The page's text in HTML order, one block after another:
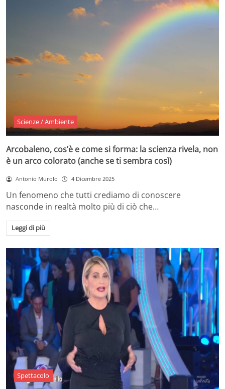
Scienze / Ambiente
Arcobaleno, cos’è e come si forma: la scienza rivela, non
è un arco colorato (anche se ti sembra così)
Antonio Murolo 4 Dicembre 2025
Un fenomeno che tutti crediamo di conoscere
nasconde in realtà molto più di ciò che…
Leggi di più
Spettacolo